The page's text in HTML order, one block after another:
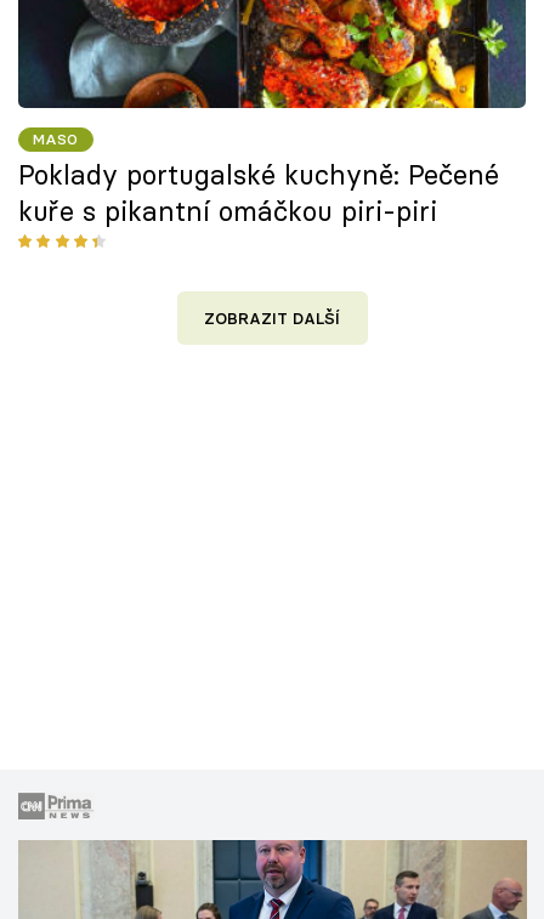
MASO
Poklady portugalské kuchyně: Pečené
kuře s pikantní omáčkou piri-piri
ZOBRAZIT DALŠÍ